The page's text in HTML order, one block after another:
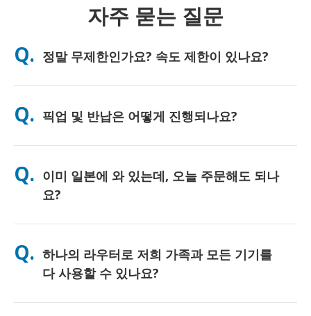
자주 묻는 질문
Q. 정말 무제한인가요? 속도 제한이 있나요?
A. 네, 진정한 무제한입니다. 저희는 FUP(페어 유즈 정책) 제한이나
만큼 데이터를 자유롭게 사용하실 수 있습니다. 다만, 모든 모바일
네트워크와 마찬가지로 일시적인 통신망 혼잡으로 인해 속도 저하
가 발생할 수 있습니다. 만약 정책적인 속도 제한이 발생할 경우,
Q. 픽업 및 반납은 어떻게 진행되나요?
주요 공항에서 직접 수령하시거나, 호텔 또는 숙소로 배송받으실
포함된 선불 반납 봉투를 사용하여 일본 내 어느 우체통이든 편리
하게 반납하시면 됩니다. 복잡한 서류 작성이나 카운터 대기 없이
간편하게 서비스를 이용하실 수 있습니다.
Q. 이미 일본에 와 있는데, 오늘 주문해도 되나
요?
네, 당일 공항 픽업이 가능합니다. 호텔 배송의 경우, 보통 다음 날
역에서 가장 빠른 수령 방법을 알고 싶으시다면, 언제든지 저희에
게 문의해 주세요. 친절하게 안내해 드리겠습니다.
Q. 하나의 라우터로 저희 가족과 모든 기기를
다 사용할 수 있나요?
네, 최대 10대까지(폰, 태블릿, 노트북 등) 동시에 연결하여 사용하